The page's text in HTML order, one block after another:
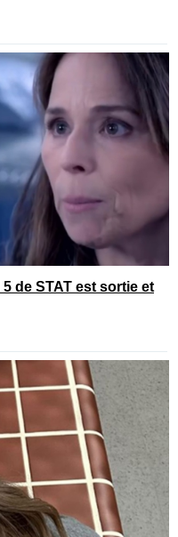
de STAT est sortie et